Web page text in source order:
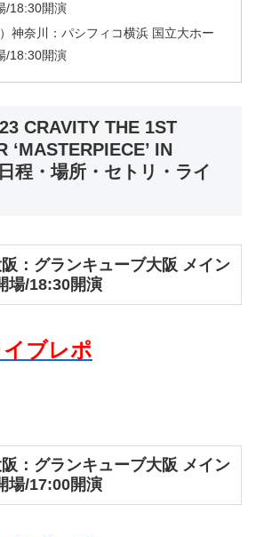
18:30開演
神奈川：パシフィコ横浜 国立大ホー
18:30開演
CRAVITY THE 1ST
‘MASTERPIECE’ IN
程・場所・セトリ・ライ
：グランキューブ大阪 メイン
/18:30開演
ブレポ
：グランキューブ大阪 メイン
/17:00開演